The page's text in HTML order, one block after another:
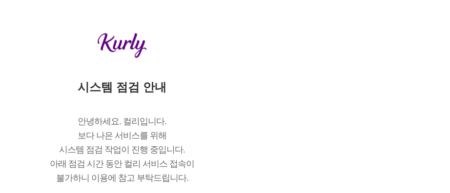
시스템 점검 안내
안녕하세요. 컬리입니다.
보다 나은 서비스를 위해
시스템 점검 작업이 진행 중입니다.
아래 점검 시간 동안 컬리 서비스 접속이
불가하니 이용에 참고 부탁드립니다.